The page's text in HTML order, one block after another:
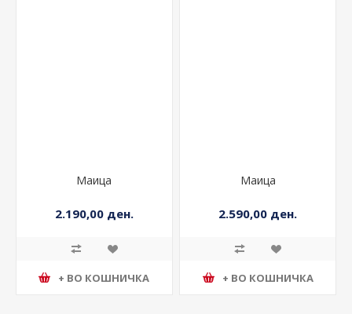
Маица
2.190,00 ден.
+ ВО КОШНИЧКА
Маица
2.590,00 ден.
+ ВО КОШНИЧКА